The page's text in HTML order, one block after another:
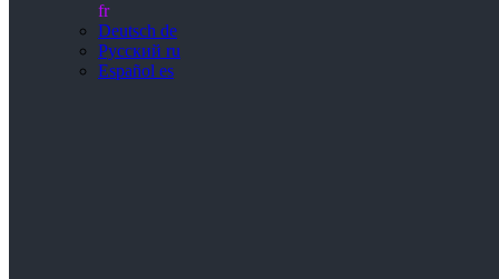
fr
Deutsch de
Русский ru
Español es